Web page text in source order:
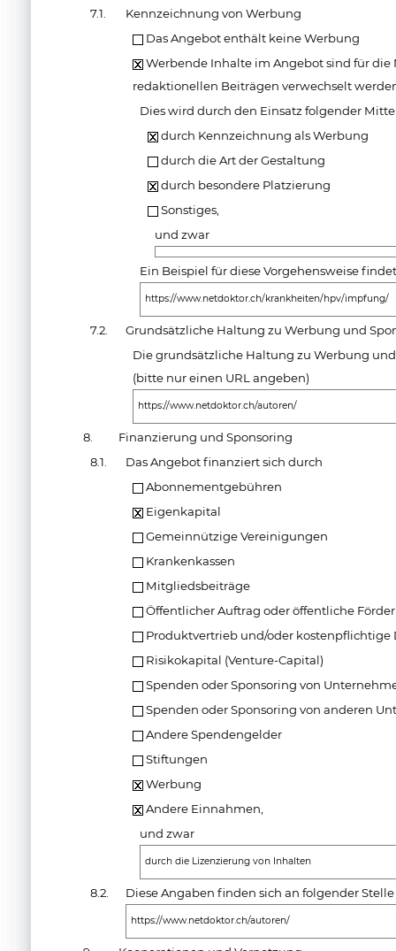
7.1.
Kennzeichnung von Werbung
Das Angebot enthält keine Werbung
Werbende Inhalte im Angebot sind für die
redaktionellen Beiträgen verwechselt
Dies wird durch den Einsatz folgender
durch Kennzeichnung als Werbung
durch die Art der Gestaltung
durch besondere Platzierung
Sonstiges,
und zwar
Ein Beispiel für diese Vorgehensweise
https://www.netdoktor.ch/krankheiten/hpv/impfung/
7.2.
Grundsätzliche Haltung zu Werbung und
Die grundsätzliche Haltung zu Werbung
(bitte nur einen URL angeben)
https://www.netdoktor.ch/autoren/
8.
Finanzierung und Sponsoring
8.1.
Das Angebot finanziert sich durch
Abonnementgebühren
Eigenkapital
Gemeinnützige Vereinigungen
Krankenkassen
Mitgliedsbeiträge
Öffentlicher Auftrag oder öffentliche
Produktvertrieb und/oder kostenpflichtige
Risikokapital (Venture-Capital)
Spenden oder Sponsoring von
Spenden oder Sponsoring von anderen
Andere Spendengelder
Stiftungen
Werbung
Andere Einnahmen,
und zwar
durch die Lizenzierung von Inhalten
8.2. Diese Angaben finden sich an folgender
https://www.netdoktor.ch/autoren/